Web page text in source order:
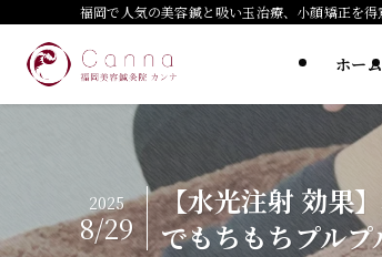
福岡で人気の美容鍼と吸い玉治療、小顔矯正を
ホーム
【水光注射 効果
でもちもちプル
2025
8/29